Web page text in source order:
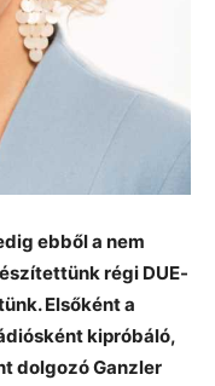
ebből a nem
régi DUE-
Elsőként a
kipróbáló,
dolgozó Ganzler